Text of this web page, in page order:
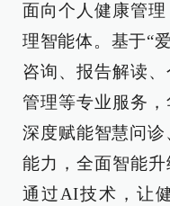
面向个人健康管
理智能体。基于“
咨询、报告解读
管理等专业服务
深度赋能智慧问
能力，全面智能
通过AI技术，让